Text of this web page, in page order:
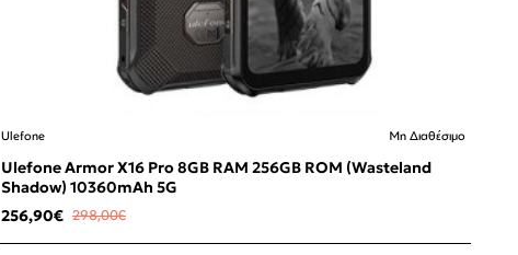
🔥 Bestseller
Μη Διαθέσιμο
Ulefone Μη Διαθέσιμο
Ulefone Armor X16 Pro 8GB RAM 256GB ROM (Wasteland
Shadow) 10360mAh 5G
256,90€ 298,00€